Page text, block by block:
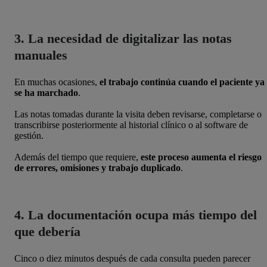
3. La necesidad de digitalizar las notas
manuales
En muchas ocasiones, el trabajo continúa cuando el paciente ya
se ha marchado.
Las notas tomadas durante la visita deben revisarse, completarse o
transcribirse posteriormente al historial clínico o al software de
gestión.
Además del tiempo que requiere, este proceso aumenta el riesgo
de errores, omisiones y trabajo duplicado.
4. La documentación ocupa más tiempo del
que debería
Cinco o diez minutos después de cada consulta pueden parecer